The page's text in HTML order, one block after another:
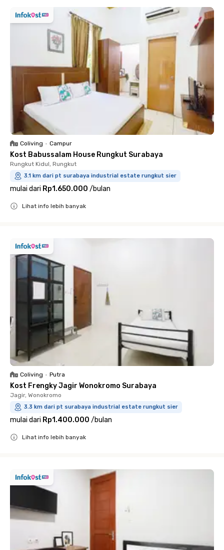
Coliving • Campur
Kost Babussalam House Rungkut Surabaya
Rungkut Kidul, Rungkut
3.1 km dari pt surabaya industrial estate rungkut sier
mulai dari Rp1.650.000 /bulan
Lihat info lebih banyak
Coliving • Putra
Kost Frengky Jagir Wonokromo Surabaya
Jagir, Wonokromo
3.3 km dari pt surabaya industrial estate rungkut sier
mulai dari Rp1.400.000 /bulan
Lihat info lebih banyak